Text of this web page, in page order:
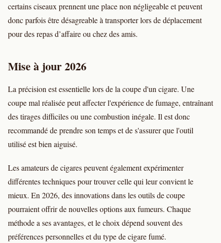
certains ciseaux prennent une place non négligeable et peuvent
donc parfois être désagreable à transporter lors de déplacement
pour des repas d’affaire ou chez des amis.
Mise à jour 2026
La précision est essentielle lors de la coupe d'un cigare. Une
coupe mal réalisée peut affecter l'expérience de fumage, entraînant
des tirages difficiles ou une combustion inégale. Il est donc
recommandé de prendre son temps et de s'assurer que l'outil
utilisé est bien aiguisé.
Les amateurs de cigares peuvent également expérimenter
différentes techniques pour trouver celle qui leur convient le
mieux. En 2026, des innovations dans les outils de coupe
pourraient offrir de nouvelles options aux fumeurs. Chaque
méthode a ses avantages, et le choix dépend souvent des
préférences personnelles et du type de cigare fumé.